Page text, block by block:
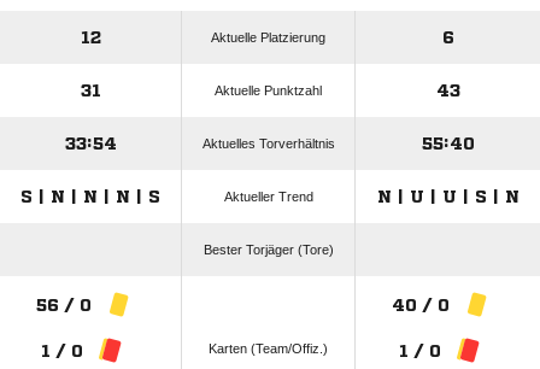
12 Aktuelle Platzierung 6
31 Aktuelle Punktzahl 43
33:54 Aktuelles Torverhältnis 55:40
S | N | N | N | S Aktueller Trend N | U | U | S | N
Bester Torjäger (Tore)
56 / 0
1 / 0 Karten (Team/Offiz.)
40 / 0
1 / 0